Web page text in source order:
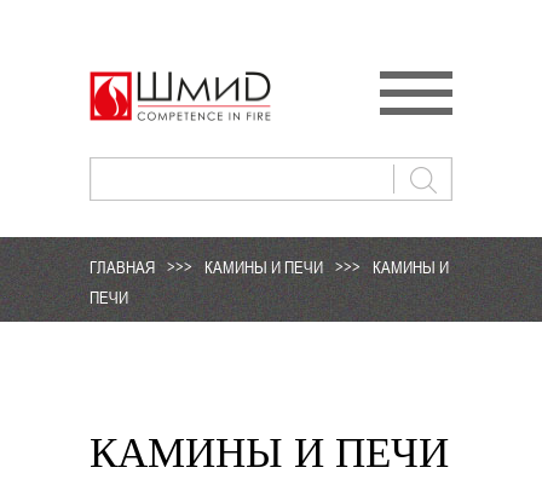
ГЛАВНАЯ >>> КАМИНЫ И ПЕЧИ >>>
КАМИНЫ И
ПЕЧИ
КАМИНЫ И ПЕЧИ